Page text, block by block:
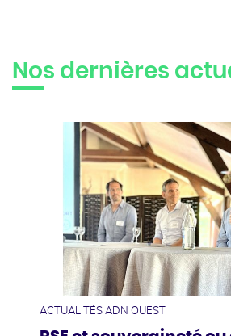
Nos dernières
ACTUALITÉS ADN OUEST